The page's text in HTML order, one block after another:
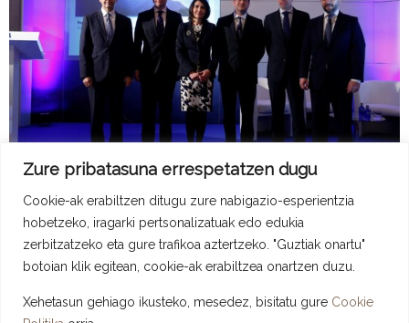
Zure pribatasuna errespetatzen dugu
Cookie-ak erabiltzen ditugu zure nabigazio-esperientzia
hobetzeko, iragarki pertsonalizatuak edo edukia
zerbitzatzeko eta gure trafikoa aztertzeko. "Guztiak onartu"
botoian klik egitean, cookie-ak erabiltzea onartzen duzu.
Xehetasun gehiago ikusteko, mesedez, bisitatu gure Cookie
Adype-2
19 de urtarrila de 2017
Erakunde Lagintzaileak Berriak
Read more
Copyright © 2026 ADYPE - Asociación de Directivos y Profesionales De